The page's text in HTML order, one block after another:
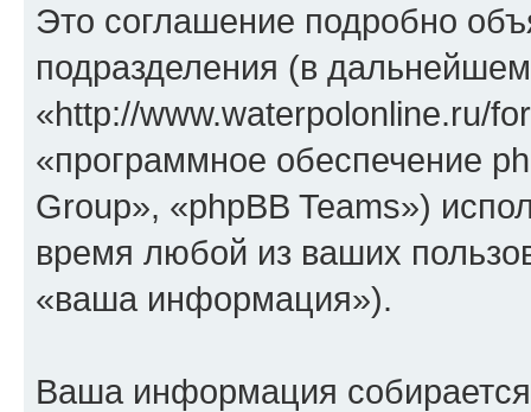
Это соглашение подробно
подразделения (в
«http://www.waterpolonline.ru/
«программное обеспечение
Group», «phpBB Teams»)
время любой из ваших
«ваша информация»).
Ваша информация